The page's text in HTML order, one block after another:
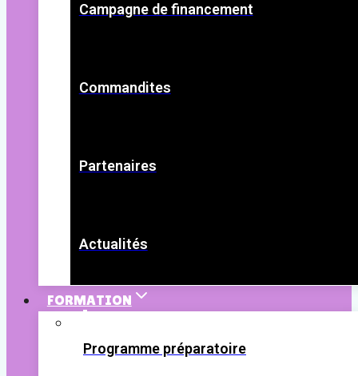
Campagne de financement
Commandites
Partenaires
Actualités
FORMATION
Programme préparatoire